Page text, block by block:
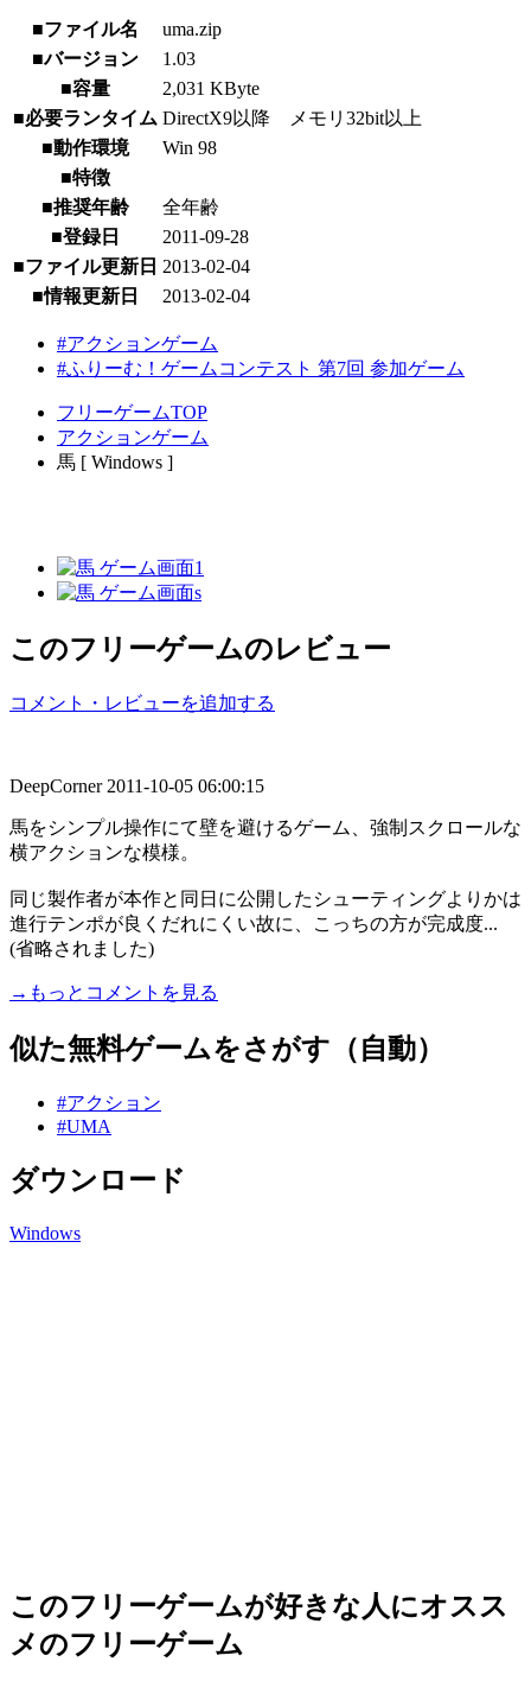
■ファイル名
uma.zip
■バージョン
1.03
■容量
2,031 KByte
■必要ランタイム DirectX9以降 メモリ32bit以上
■動作環境
Win 98
■特徴
■推奨年齢
全年齢
■登録日
2011-09-28
■ファイル更新日 2013-02-04
■情報更新日
2013-02-04
#アクションゲーム
#ふりーむ！ゲームコンテスト 第7回 参加ゲーム
フリーゲームTOP
アクションゲーム
馬 [ Windows ]
このフリーゲームのレビュー
コメント・レビューを追加する
DeepCorner 2011-10-05 06:00:15
馬をシンプル操作にて壁を避けるゲーム、強制スクロールな
横アクションな模様。
同じ製作者が本作と同日に公開したシューティングよりかは
進行テンポが良くだれにくい故に、こっちの方が完成度...
(省略されました)
→もっとコメントを見る
似た無料ゲームをさがす（自動）
#アクション
#UMA
ダウンロード
Windows
このフリーゲームが好きな人にオスス
メのフリーゲーム